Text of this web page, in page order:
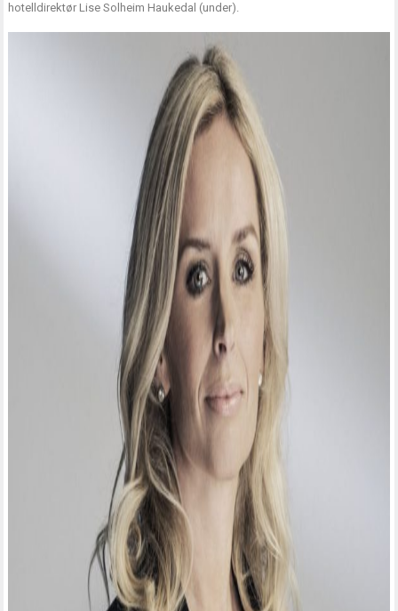
hotelldirektør Lise Solheim Haukedal (under).